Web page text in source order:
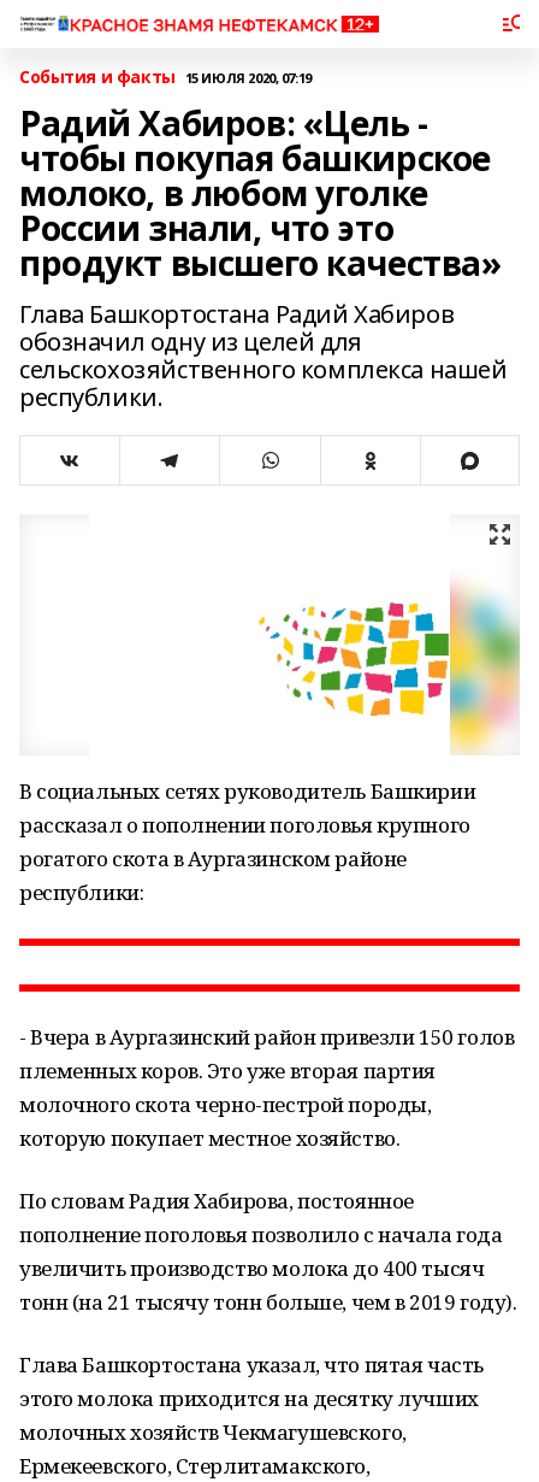
События и факты 15 ИЮЛЯ 2020, 07:19
Радий Хабиров: «Цель -
чтобы покупая башкирское
молоко, в любом уголке
России знали, что это
продукт высшего качества»
Глава Башкортостана Радий Хабиров
обозначил одну из целей для
сельскохозяйственного комплекса нашей
республики.
В социальных сетях руководитель Башкирии
рассказал о пополнении поголовья крупного
рогатого скота в Аургазинском районе
республики:
- Вчера в Аургазинский район привезли 150 голов
племенных коров. Это уже вторая партия
молочного скота черно-пестрой породы,
которую покупает местное хозяйство.
По словам Радия Хабирова, постоянное
пополнение поголовья позволило с начала года
увеличить производство молока до 400 тысяч
тонн (на 21 тысячу тонн больше, чем в 2019 году).
Глава Башкортостана указал, что пятая часть
этого молока приходится на десятку лучших
молочных хозяйств Чекмагушевского,
Ермекеевского, Стерлитамакского,